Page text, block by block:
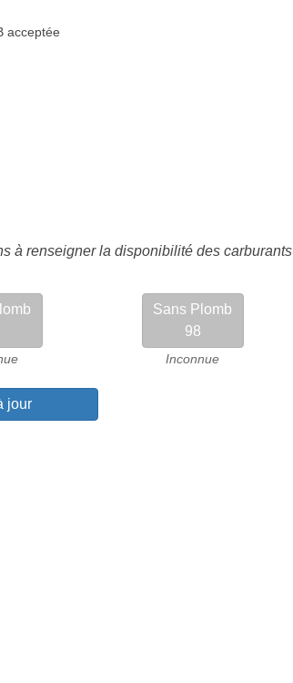
acceptée
à renseigner la disponibilité des carburants
Sans Plomb
98
Inconnue
jour